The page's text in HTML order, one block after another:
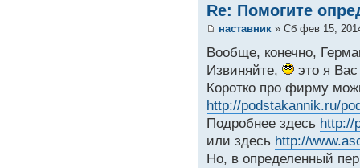
Re: Помогите
наставник » Сб фев 15,
Вообще, конечно,
Извиняйте,
это я
Коротко про фирму
http://podstakannik.ru/
Подробнее здесь http://
или здесь http://
Но, в определенный